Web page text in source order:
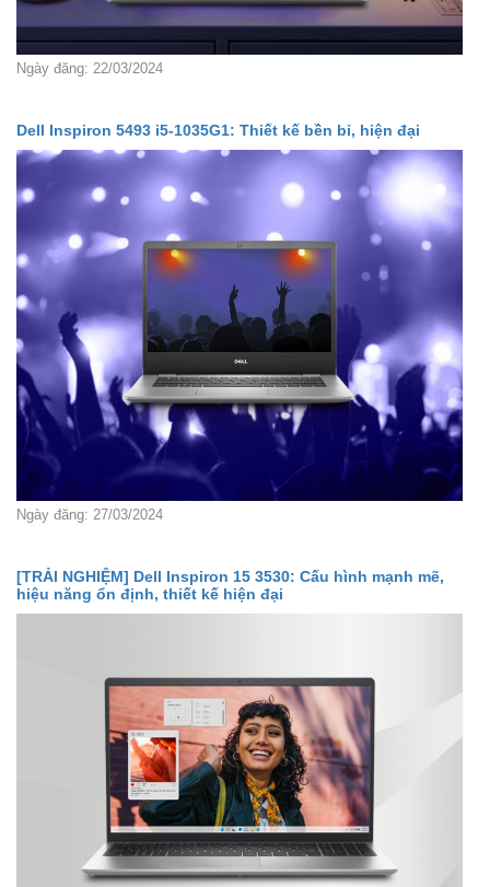
Ngày đăng: 22/03/2024
Dell Inspiron 5493 i5-1035G1: Thiết kế bền bỉ, hiện đại
Ngày đăng: 27/03/2024
[TRẢI NGHIỆM] Dell Inspiron 15 3530: Cấu hình mạnh mẽ,
hiệu năng ổn định, thiết kế hiện đại